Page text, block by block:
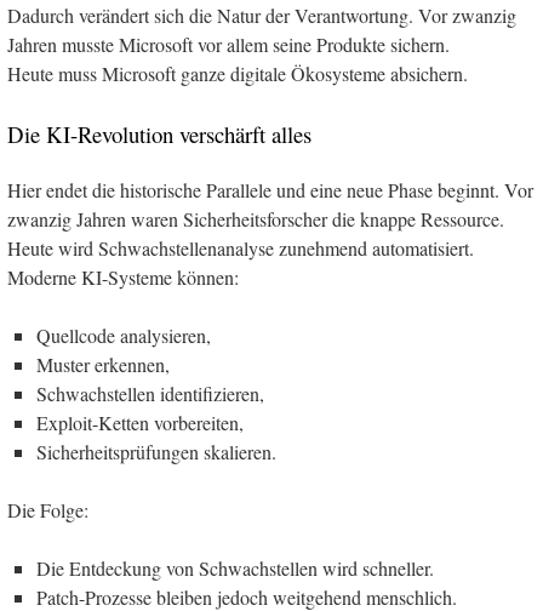
Dadurch verändert sich die Natur der Verantwortung. Vor zwanzig
Jahren musste Microsoft vor allem seine Produkte sichern.
Heute muss Microsoft ganze digitale Ökosysteme absichern.
Die KI-Revolution verschärft alles
Hier endet die historische Parallele und eine neue Phase beginnt. Vor
zwanzig Jahren waren Sicherheitsforscher die knappe Ressource.
Heute wird Schwachstellenanalyse zunehmend automatisiert.
Moderne KI-Systeme können:
Quellcode analysieren,
Muster erkennen,
Schwachstellen identifizieren,
Exploit-Ketten vorbereiten,
Sicherheitsprüfungen skalieren.
Die Folge:
Die Entdeckung von Schwachstellen wird schneller.
Patch-Prozesse bleiben jedoch weitgehend menschlich.